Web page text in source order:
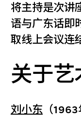
将主持是次讲
语与广东话即
取线上会议连
关于艺
刘小东 （